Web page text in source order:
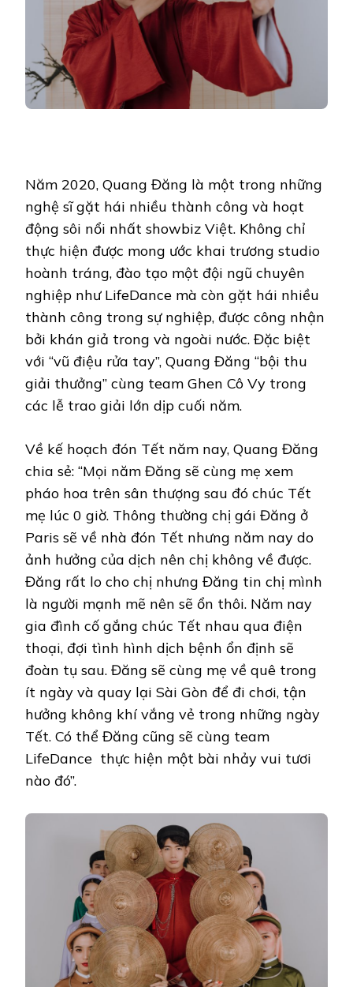
Năm 2020, Quang Đăng là một trong những
nghệ sĩ gặt hái nhiều thành công và hoạt
động sôi nổi nhất showbiz Việt. Không chỉ
thực hiện được mong ước khai trương studio
hoành tráng, đào tạo một đội ngũ chuyên
nghiệp như LifeDance mà còn gặt hái nhiều
thành công trong sự nghiệp, được công nhận
bởi khán giả trong và ngoài nước. Đặc biệt
với “vũ điệu rửa tay”, Quang Đăng “bội thu
giải thưởng” cùng team Ghen Cô Vy trong
các lễ trao giải lớn dịp cuối năm.
Về kế hoạch đón Tết năm nay, Quang Đăng
chia sẻ: “Mọi năm Đăng sẽ cùng mẹ xem
pháo hoa trên sân thượng sau đó chúc Tết
mẹ lúc 0 giờ. Thông thường chị gái Đăng ở
Paris sẽ về nhà đón Tết nhưng năm nay do
ảnh hưởng của dịch nên chị không về được.
Đăng rất lo cho chị nhưng Đăng tin chị mình
là người mạnh mẽ nên sẽ ổn thôi. Năm nay
gia đình cố gắng chúc Tết nhau qua điện
thoại, đợi tình hình dịch bệnh ổn định sẽ
đoàn tụ sau. Đăng sẽ cùng mẹ về quê trong
ít ngày và quay lại Sài Gòn để đi chơi, tận
hưởng không khí vắng vẻ trong những ngày
Tết. Có thể Đăng cũng sẽ cùng team
LifeDance thực hiện một bài nhảy vui tươi
nào đó”.